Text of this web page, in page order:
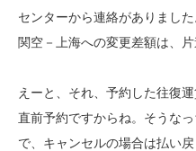
センターから連絡がありました
関空－上海への変更差額は、
えーと、それ、予約した往復
直前予約ですからね。そうな
で、キャンセルの場合は払い戻